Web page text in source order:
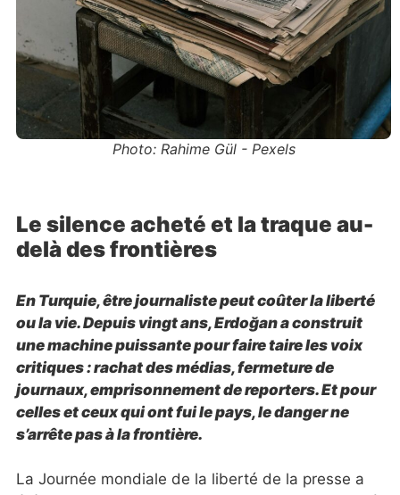
Photo: Rahime Gül - Pexels
Le silence acheté et la traque au-
delà des frontières
En Turquie, être journaliste peut coûter la liberté
ou la vie. Depuis vingt ans, Erdoğan a construit
une machine puissante pour faire taire les voix
critiques : rachat des médias, fermeture de
journaux, emprisonnement de reporters. Et pour
celles et ceux qui ont fui le pays, le danger ne
s’arrête pas à la frontière.
La Journée mondiale de la liberté de la presse a